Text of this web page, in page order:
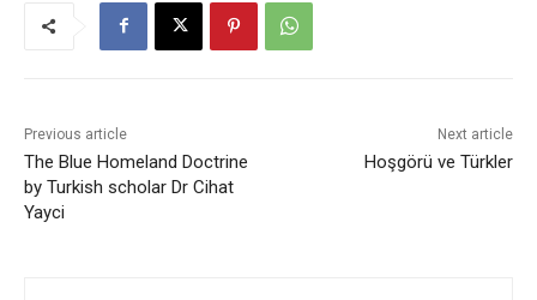
Previous article
The Blue Homeland Doctrine
by Turkish scholar Dr Cihat
Yayci
Next article
Hoşgörü ve Türkler